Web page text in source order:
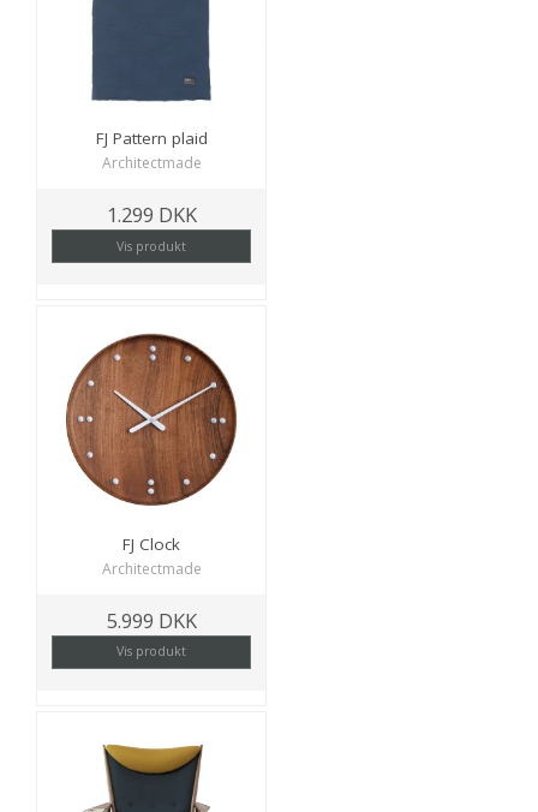
FJ Pattern plaid
Architectmade
1.299 DKK
Vis produkt
FJ Clock
Architectmade
5.999 DKK
Vis produkt